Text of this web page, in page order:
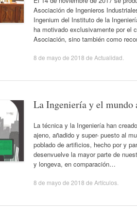
Asociación de Ingenieros
Ingenium del Instituto de la
ha motivado exclusivamente por el
Asociación, sino también como
8 de mayo de 2018 de Actualidad
La Ingeniería y el
La técnica y la Ingeniería han
ajeno, añadido y super- puesto al
poblado de artificios, hecho por y
desenvuelve la mayor parte de
y longeva, en comparación…
8 de mayo de 2018 de Artículos